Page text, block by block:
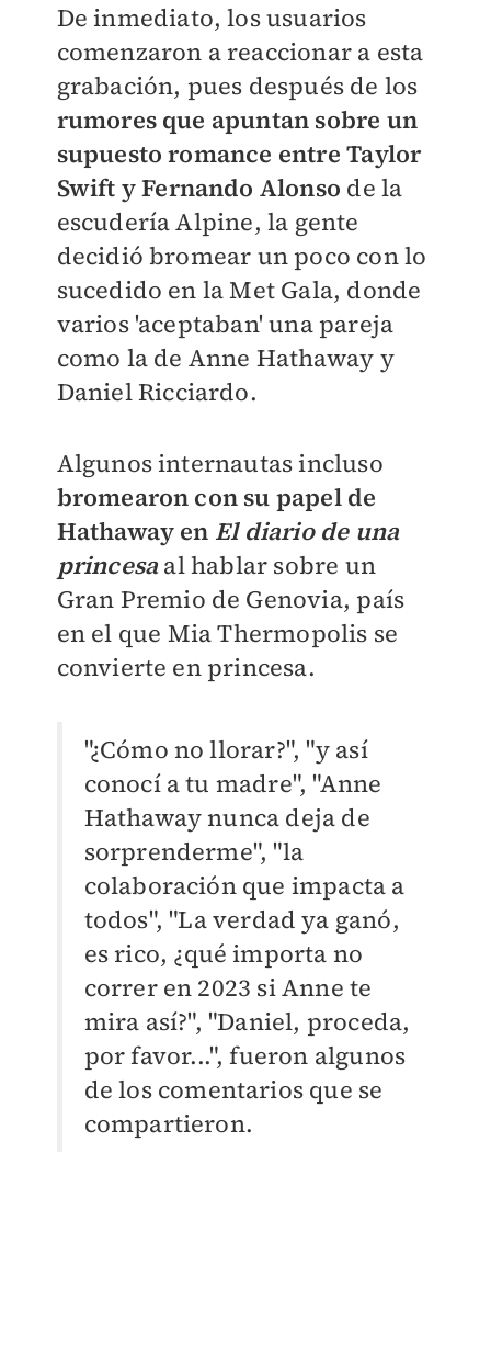
De inmediato, los usuarios
comenzaron a reaccionar a esta
grabación, pues después de los
rumores que apuntan sobre un
supuesto romance entre Taylor
Swift y Fernando Alonso de la
escudería Alpine, la gente
decidió bromear un poco con lo
sucedido en la Met Gala, donde
varios 'aceptaban' una pareja
como la de Anne Hathaway y
Daniel Ricciardo.
Algunos internautas incluso
bromearon con su papel de
Hathaway en El diario de una
princesaal hablar sobre un
Gran Premio de Genovia, país
en el que Mia Thermopolis se
convierte en princesa.
"¿Cómo no llorar?", "yasí
conocí a tu madre", "Anne
Hathaway nunca deja de
sorprenderme", "la
colaboración que impacta a
todos", "La verdad ya ganó,
es rico, ¿qué importa no
correr en 2023 si Anne te
mira así?", "Daniel, proceda,
por favor...", fueron algunos
de los comentarios que se
compartieron.